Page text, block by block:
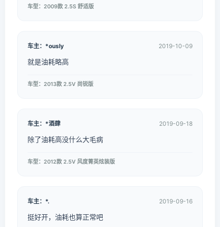
车型：2009款 2.5S 舒适版
车主：*ously 2019-10-09
就是油耗略高
车型：2013款 2.5V 尚锐版
车主：*酒肆 2019-09-18
除了油耗高没什么大毛病
车型：2012款 2.5V 风度菁英炫装版
车主：*. 2019-09-16
挺好开，油耗也算正常吧